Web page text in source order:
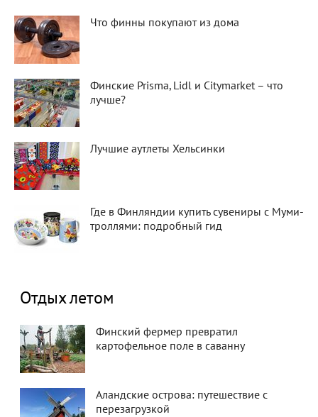
Что финны покупают из дома
Финские Prisma, Lidl и Citymarket – что
лучше?
Лучшие аутлеты Хельсинки
Где в Финляндии купить сувениры с Муми-
троллями: подробный гид
Отдых летом
Финский фермер превратил
картофельное поле в саванну
Аландские острова: путешествие с
перезагрузкой